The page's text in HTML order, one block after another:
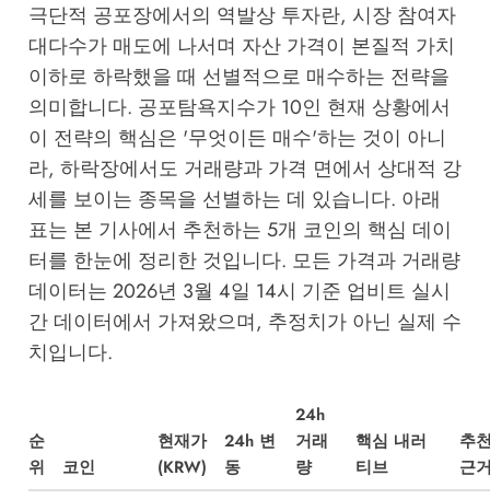
극단적 공포장에서의 역발상 투자란, 시장 참여자
대다수가 매도에 나서며 자산 가격이 본질적 가치
이하로 하락했을 때 선별적으로 매수하는 전략을
의미합니다. 공포탐욕지수가 10인 현재 상황에서
이 전략의 핵심은 '무엇이든 매수'하는 것이 아니
라, 하락장에서도 거래량과 가격 면에서 상대적 강
세를 보이는 종목을 선별하는 데 있습니다. 아래
표는 본 기사에서 추천하는 5개 코인의 핵심 데이
터를 한눈에 정리한 것입니다. 모든 가격과 거래량
데이터는 2026년 3월 4일 14시 기준 업비트 실시
간 데이터에서 가져왔으며, 추정치가 아닌 실제 수
치입니다.
순
위
코인
현재가
(KRW)
24h 변
동
24h
거래
량
핵심 내러
티브
추
근